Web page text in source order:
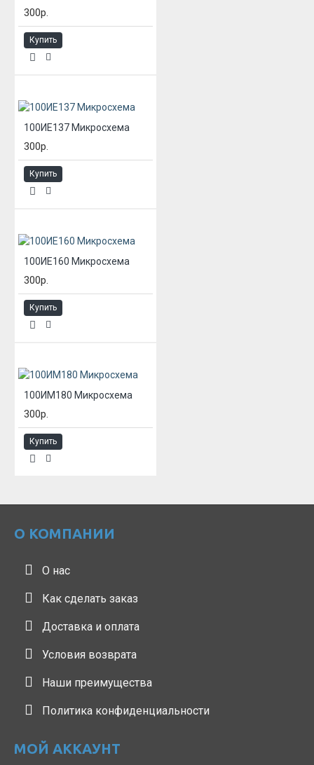
300р.
Купить
100ИЕ137 Микросхема
300р.
Купить
100ИЕ160 Микросхема
300р.
Купить
100ИМ180 Микросхема
300р.
Купить
О КОМПАНИИ
О нас
Как сделать заказ
Доставка и оплата
Условия возврата
Наши преимущества
Политика конфиденциальности
МОЙ АККАУНТ